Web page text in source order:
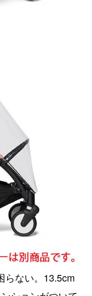
らない。13.5cm